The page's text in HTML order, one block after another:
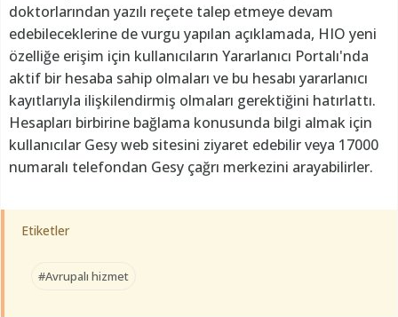
doktorlarından yazılı reçete talep etmeye devam
edebileceklerine de vurgu yapılan açıklamada, HIO yeni
özelliğe erişim için kullanıcıların Yararlanıcı Portalı'nda
aktif bir hesaba sahip olmaları ve bu hesabı yararlanıcı
kayıtlarıyla ilişkilendirmiş olmaları gerektiğini hatırlattı.
Hesapları birbirine bağlama konusunda bilgi almak için
kullanıcılar Gesy web sitesini ziyaret edebilir veya 17000
numaralı telefondan Gesy çağrı merkezini arayabilirler.
Etiketler
#Avrupalı hizmet